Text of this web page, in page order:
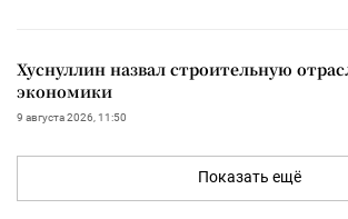
Хуснуллин назвал строительную
экономики
9 августа 2026, 11:50
Показать ещё